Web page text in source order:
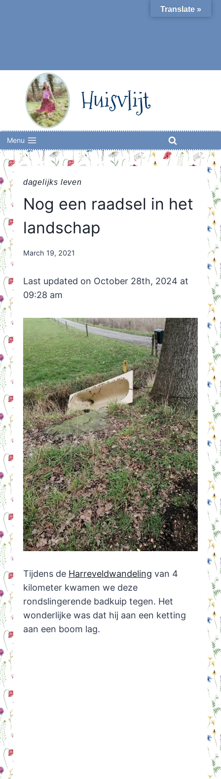
Huisvlijt
Menu
dagelijks leven
Nog een raadsel in het
landschap
By
March 19, 2021
Last updated on October 28th, 2024 at
09:28 am
Tijdens de Harreveldwandeling van 4
kilometer kwamen we deze
rondslingerende badkuip tegen. Het
wonderlijke was dat hij aan een ketting
aan een boom lag.
Translate »